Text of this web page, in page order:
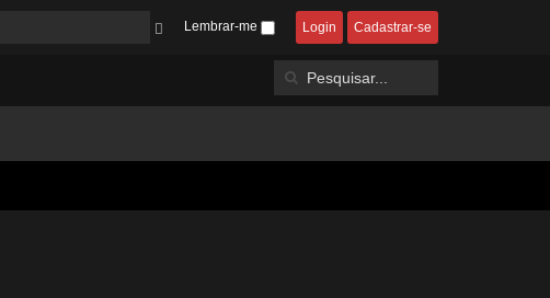
Lembrar-me Login Cadastrar-se